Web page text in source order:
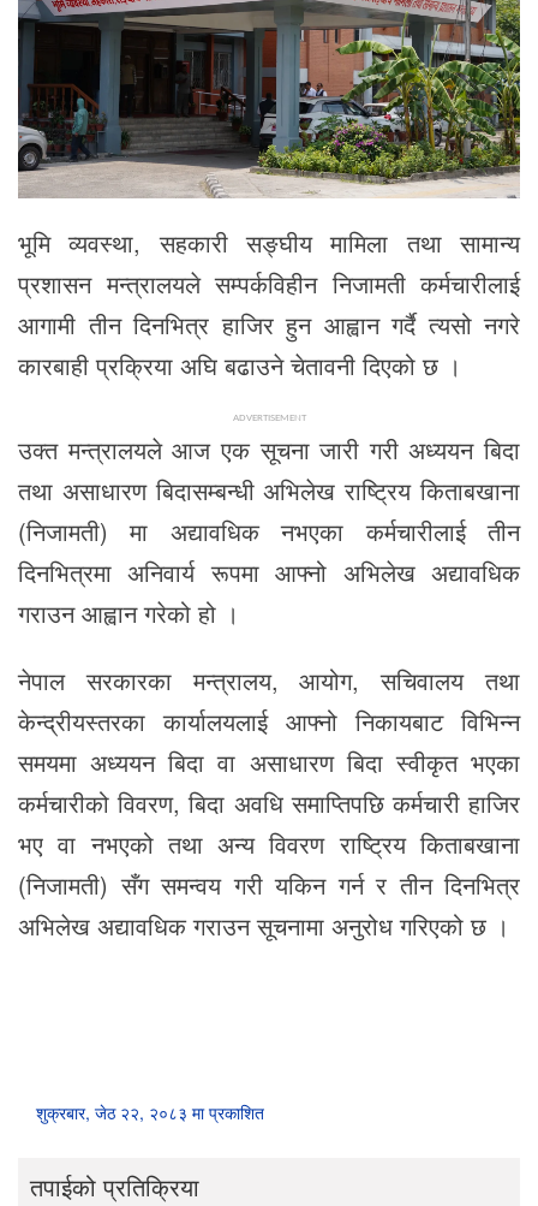
भूमि व्यवस्था, सहकारी सङ्घीय मामिला तथा सामान्य
प्रशासन मन्त्रालयले सम्पर्कविहीन निजामती कर्मचारीलाई
आगामी तीन दिनभित्र हाजिर हुन आह्वान गर्दै त्यसो नगरे
कारबाही प्रक्रिया अघि बढाउने चेतावनी दिएको छ ।
ADVERTISEMENT
उक्त मन्त्रालयले आज एक सूचना जारी गरी अध्ययन बिदा
तथा असाधारण बिदासम्बन्धी अभिलेख राष्ट्रिय किताबखाना
(निजामती) मा अद्यावधिक नभएका कर्मचारीलाई तीन
दिनभित्रमा अनिवार्य रूपमा आफ्नो अभिलेख अद्यावधिक
गराउन आह्वान गरेको हो ।
नेपाल सरकारका मन्त्रालय, आयोग, सचिवालय तथा
केन्द्रीयस्तरका कार्यालयलाई आफ्नो निकायबाट विभिन्न
समयमा अध्ययन बिदा वा असाधारण बिदा स्वीकृत भएका
कर्मचारीको विवरण, बिदा अवधि समाप्तिपछि कर्मचारी हाजिर
भए वा नभएको तथा अन्य विवरण राष्ट्रिय किताबखाना
(निजामती) सँग समन्वय गरी यकिन गर्न र तीन दिनभित्र
अभिलेख अद्यावधिक गराउन सूचनामा अनुरोध गरिएको छ ।
शुक्रबार, जेठ २२, २०८३ मा प्रकाशित
तपाईको प्रतिक्रिया